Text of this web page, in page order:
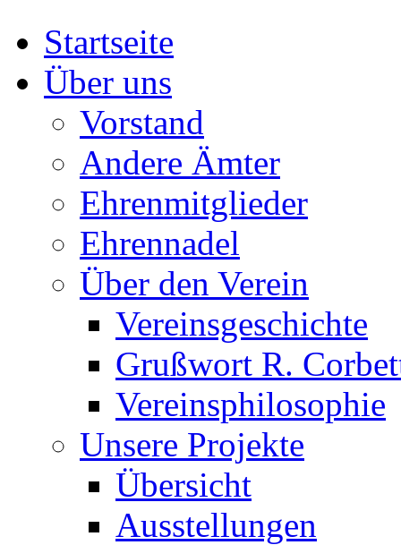
Startseite
Über uns
Vorstand
Andere Ämter
Ehrenmitglieder
Ehrennadel
Über den Verein
Vereinsgeschichte
Grußwort R.
Vereinsphilosophie
Unsere Projekte
Übersicht
Ausstellungen